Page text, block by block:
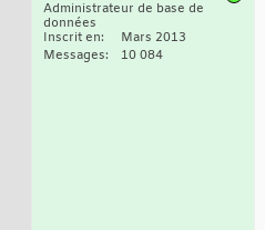
Administrateur de base de
données
Inscrit en
Mars 2013
Messages
10 084